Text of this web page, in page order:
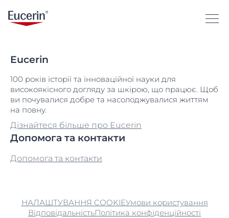
Eucerin
100 років історії та інноваційної науки для
високоякісного догляду за шкірою, що працює. Щоб
ви почувалися добре та насолоджувалися життям
на повну.
Дізнайтеся більше про Eucerin
Допомога та контакти
Допомога та контакти
НАЛАШТУВАННЯ COOKIEУмови користування
ВідповідальністьПолітика конфіденційності